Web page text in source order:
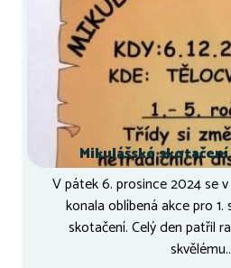
Mikulášské
V pátek 6. prosince 2024 se
konala oblíbená akce pro
skotačení. Celý den patřil